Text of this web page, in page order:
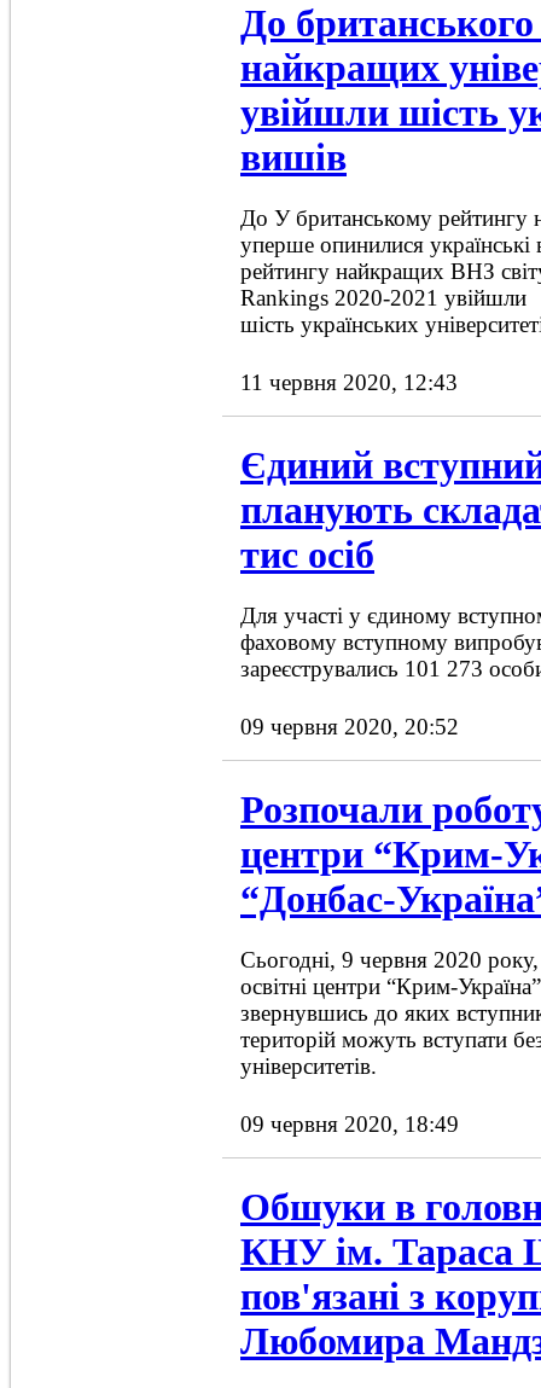
До
найкращих
увійшли шість
вишів
До У британському рейтингу
уперше опинилися українські
рейтингу найкращих ВНЗ
Rankings 2020-2021 увійшли
шість українських
11 червня 2020, 12:43
Єдиний
планують
тис осіб
Для участі у єдиному
фаховому вступному
зареєструвались 101 273
09 червня 2020, 20:52
Розпочали
центри “Крим-
“Донбас-
Сьогодні, 9 червня 2020
освітні центри “Крим-
звернувшись до яких
територій можуть вступати
університетів.
09 червня 2020, 18:49
Обшуки в
КНУ ім. Тараса
пов'язані з
Любомира